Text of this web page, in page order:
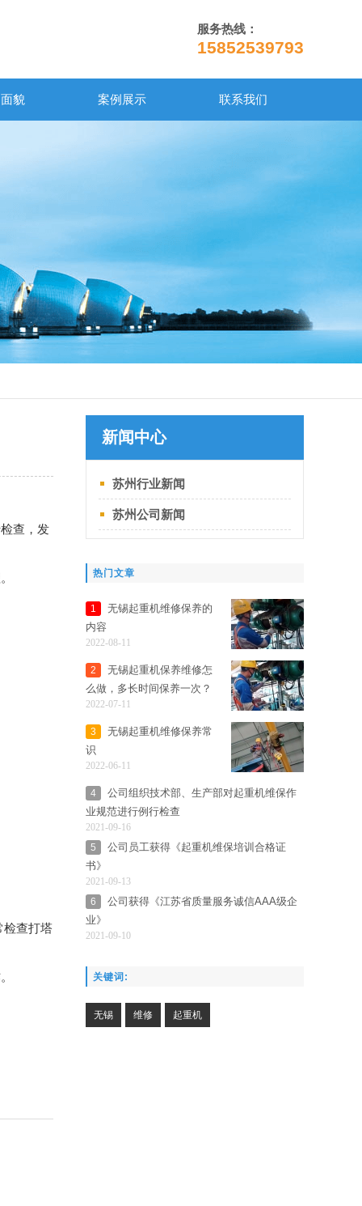
服务热线：
15852539793
貌 案例展示 联系我们
查，发
检查打塔
新闻中心
苏州行业新闻
苏州公司新闻
热门文章
1
无锡起重机维修保养的
内容
2022-08-11
2
无锡起重机保养维修怎
么做，多长时间保养一次？
2022-07-11
3
无锡起重机维修保养常
识
2022-06-11
4
公司组织技术部、生产部对起重机维保作
业规范进行例行检查
2021-09-16
5
公司员工获得《起重机维保培训合格证
书》
2021-09-13
6
公司获得《江苏省质量服务诚信AAA级企
业》
2021-09-10
关键词:
无锡 维修 起重机